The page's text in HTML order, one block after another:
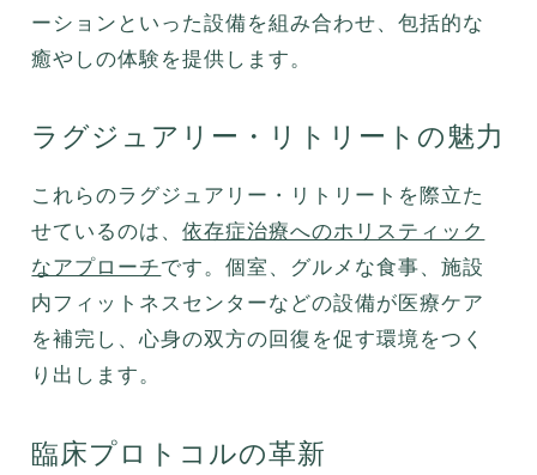
ーションといった設備を組み合わせ、包括的な
癒やしの体験を提供します。
ラグジュアリー・リトリートの魅力
これらのラグジュアリー・リトリートを際立た
せているのは、依存症治療へのホリスティック
なアプローチです。個室、グルメな食事、施設
内フィットネスセンターなどの設備が医療ケア
を補完し、心身の双方の回復を促す環境をつく
り出します。
臨床プロトコルの革新